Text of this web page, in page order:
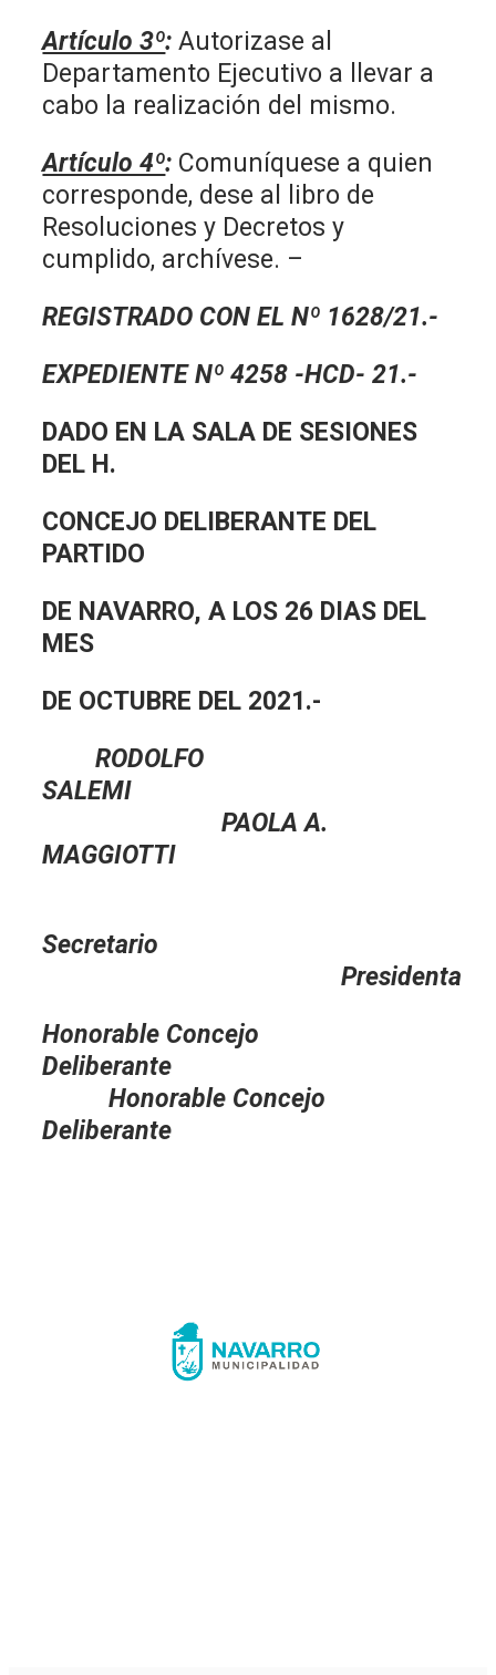
Artículo 3º: Autorizase al
Departamento Ejecutivo a llevar a
cabo la realización del mismo.
Artículo 4º: Comuníquese a quien
corresponde, dese al libro de
Resoluciones y Decretos y
cumplido, archívese. –
REGISTRADO CON EL Nº 1628/21.-
EXPEDIENTE Nº 4258 -HCD- 21.-
DADO EN LA SALA DE SESIONES
DEL H.
CONCEJO DELIBERANTE DEL
PARTIDO
DE NAVARRO, A LOS 26 DIAS DEL
MES
DE OCTUBRE DEL 2021.-
RODOLFO
SALEMI
PAOLA A.
MAGGIOTTI
Secretario
Presidenta
Honorable Concejo
Deliberante
Honorable Concejo
Deliberante